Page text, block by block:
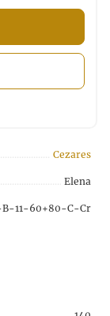
Cezares
Elena
11-60+80-C-Cr